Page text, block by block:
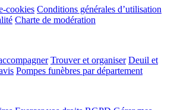
cookies Conditions générales d’utilisation
Charte de modération
Trouver et organiser Deuil et
Pompes funèbres par département